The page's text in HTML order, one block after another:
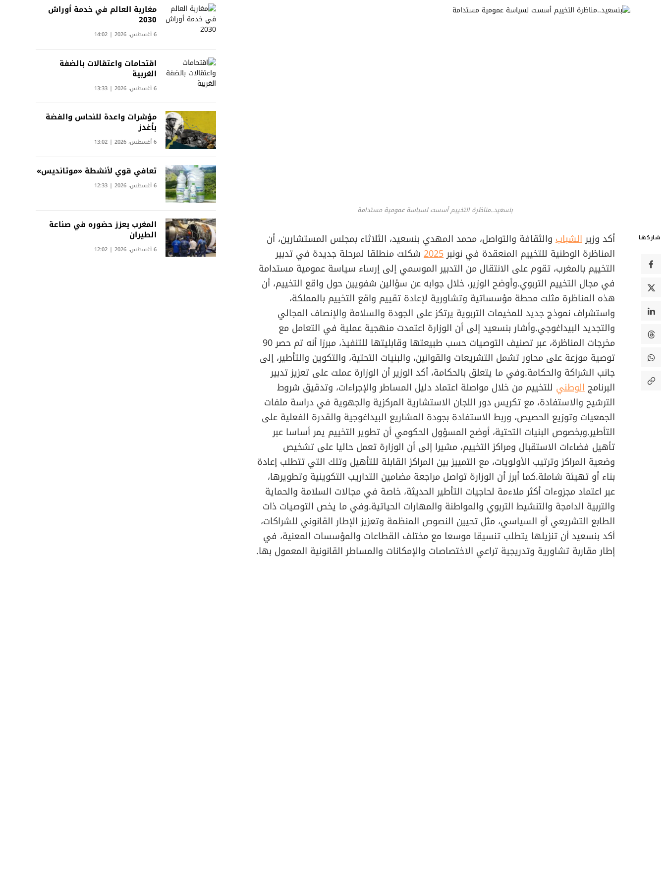
بنسعيد..مناظرة التخييم أسست لسياسة عمومية مستدامة
شاركها أكد وزيرالشباب والثقافة والتواصل، محمد المهدي بنسعيد، الثلاثاء بمجلس المستشارين، أن
المناظرة الوطنية للتخييم المنعقدة في نونبر2025 شكلت منطلقا لمرحلة جديدة في تدبير
التخييم بالمغرب، تقوم على الانتقال من التدبير الموسمي إلى إرساء سياسة عمومية مستدامة
في مجال التخييم التربوي.وأوضح الوزير، خلال جوابه عن سؤالين شفويين حول واقع التخييم، أن
هذه المناظرة مثلت محطة مؤسساتية وتشاورية لإعادة تقييم واقع التخييم بالمملكة،
واستشراف نموذج جديد للمخيمات التربوية يرتكز على الجودة والسلامة والإنصاف المجالي
والتجديد البيداغوجي.وأشار بنسعيد إلى أن الوزارة اعتمدت منهجية عملية في التعامل مع
مخرجات المناظرة، عبر تصنيف التوصيات حسب طبيعتها وقابليتها للتنفيذ، مبرزا أنه تم حصر 90
توصية موزعة على محاور تشمل التشريعات والقوانين، والبنيات التحتية، والتكوين والتأطير، إلى
جانب الشراكة والحكامة.وفي ما يتعلق بالحكامة، أكد الوزير أن الوزارة عملت على تعزيز تدبير
البرنامجالوطني للتخييم من خلال مواصلة اعتماد دليل المساطر والإجراءات، وتدقيق شروط
الترشيح والاستفادة، مع تكريس دور اللجان الاستشارية المركزية والجهوية في دراسة ملفات
الجمعيات وتوزيع الحصيص، وربط الاستفادة بجودة المشاريع البيداغوجية والقدرة الفعلية على
التأطير.وبخصوص البنيات التحتية، أوضح المسؤول الحكومي أن تطوير التخييم يمر أساسا عبر
تأهيل فضاءات الاستقبال ومراكز التخييم، مشيرا إلى أن الوزارة تعمل حاليا على تشخيص
وضعية المراكز وترتيب الأولويات، مع التمييز بين المراكز القابلة للتأهيل وتلك التي تتطلب إعادة
بناء أو تهيئة شاملة.كما أبرز أن الوزارة تواصل مراجعة مضامين التداريب التكوينية وتطويرها،
عبر اعتماد مجزوءات أكثر ملاءمة لحاجيات التأطير الحديثة، خاصة في مجالات السلامة والحماية
والتربية الدامجة والتنشيط التربوي والمواطنة والمهارات الحياتية.وفي ما يخص التوصيات ذات
الطابع التشريعي أو السياسي، مثل تحيين النصوص المنظمة وتعزيز الإطار القانوني للشراكات،
أكد بنسعيد أن تنزيلها يتطلب تنسيقا موسعا مع مختلف القطاعات والمؤسسات المعنية، في
إطار مقاربة تشاورية وتدريجية تراعي الاختصاصات والإمكانات والمساطر القانونية المعمول بها.
مغاربة العالم في خدمة أوراش
2030
6 أغسطس، 2026 | 14:02
اقتحامات واعتقالات بالضفة
الغربية
6 أغسطس، 2026 | 13:33
مؤشرات واعدة للنحاس والفضة
بأغدز
6 أغسطس، 2026 | 13:02
تعافي قوي لأنشطة «موتانديس»
6 أغسطس، 2026 | 12:33
المغرب يعزز حضوره في صناعة
الطيران
6 أغسطس، 2026 | 12:02